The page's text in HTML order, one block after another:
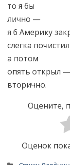
то я бы
лично —
я 6 Америку
слегка
а потом
опять открыл —
вторично.
Оцените,
Оценок